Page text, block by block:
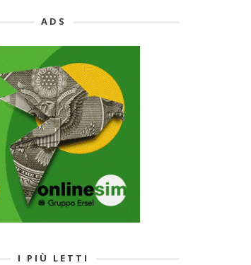
ADS
I PIÙ LETTI